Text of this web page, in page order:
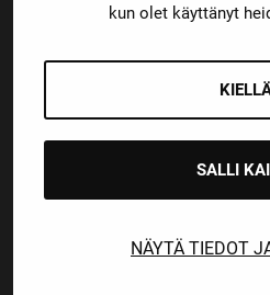
kun olet käyttänyt
SALLI
NÄYTÄ TIEDOT